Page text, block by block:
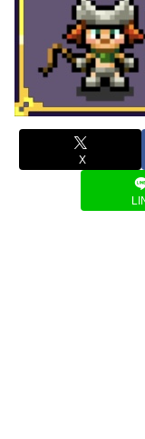
X